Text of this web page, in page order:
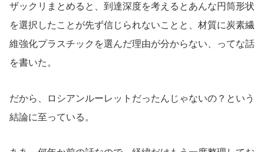
ザックリまとめると、到達深度を考えるとあんな円筒形状
を選択したことが先ず信じられないことと、材質に炭素繊
維強化プラスチックを選んだ理由が分からない、ってな話
を書いた。
だから、ロシアンルーレットだったんじゃないの？という
結論に至っている。